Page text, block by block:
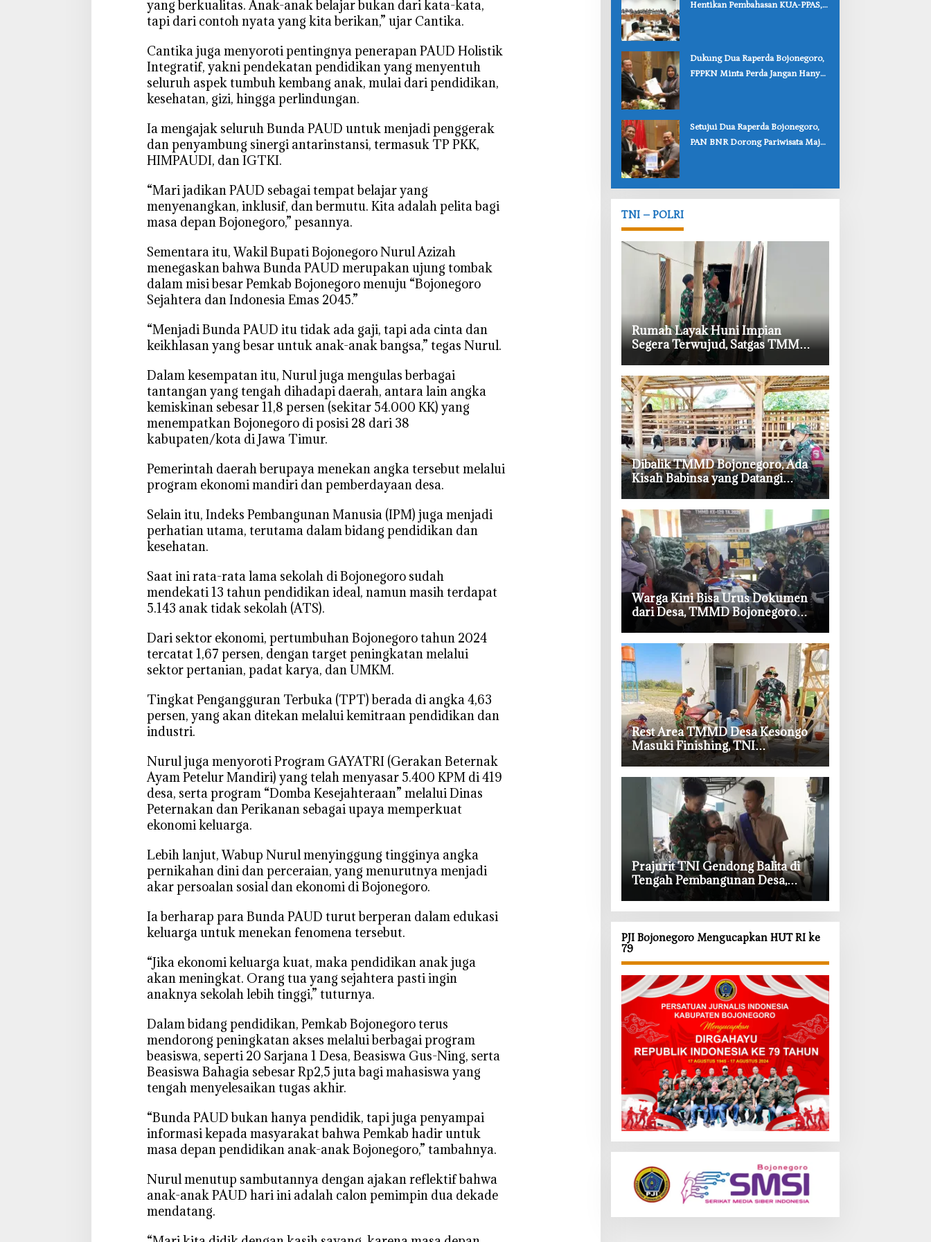
i
t
a
u
n
u
k
A
a
B
a
n
g
s
a
yang berkualitas. Anak-anak belajar bukan dari kata-kata,
tapi dari contoh nyata yang kita berikan,” ujar Cantika.
‎Cantika juga menyoroti pentingnya penerapan PAUD Holistik
Integratif, yakni pendekatan pendidikan yang menyentuh
seluruh aspek tumbuh kembang anak, mulai dari pendidikan,
kesehatan, gizi, hingga perlindungan.
‎Ia mengajak seluruh Bunda PAUD untuk menjadi penggerak
dan penyambung sinergi antarinstansi, termasuk TP PKK,
HIMPAUDI, dan IGTKI.
‎“Mari jadikan PAUD sebagai tempat belajar yang
menyenangkan, inklusif, dan bermutu. Kita adalah pelita bagi
masa depan Bojonegoro,” pesannya.
‎Sementara itu, Wakil Bupati Bojonegoro Nurul Azizah
menegaskan bahwa Bunda PAUD merupakan ujung tombak
dalam misi besar Pemkab Bojonegoro menuju “Bojonegoro
Sejahtera dan Indonesia Emas 2045.”
‎“Menjadi Bunda PAUD itu tidak ada gaji, tapi ada cinta dan
keikhlasan yang besar untuk anak-anak bangsa,” tegas Nurul.
‎Dalam kesempatan itu, Nurul juga mengulas berbagai
tantangan yang tengah dihadapi daerah, antara lain angka
kemiskinan sebesar 11,8 persen (sekitar 54.000 KK) yang
menempatkan Bojonegoro di posisi 28 dari 38
kabupaten/kota di Jawa Timur.
‎Pemerintah daerah berupaya menekan angka tersebut melalui
program ekonomi mandiri dan pemberdayaan desa.
‎Selain itu, Indeks Pembangunan Manusia (IPM) juga menjadi
perhatian utama, terutama dalam bidang pendidikan dan
kesehatan.
‎Saat ini rata-rata lama sekolah di Bojonegoro sudah
mendekati 13 tahun pendidikan ideal, namun masih terdapat
5.143 anak tidak sekolah (ATS).
‎Dari sektor ekonomi, pertumbuhan Bojonegoro tahun 2024
tercatat 1,67 persen, dengan target peningkatan melalui
sektor pertanian, padat karya, dan UMKM.
‎Tingkat Pengangguran Terbuka (TPT) berada di angka 4,63
persen, yang akan ditekan melalui kemitraan pendidikan dan
industri.
‎Nurul juga menyoroti Program GAYATRI (Gerakan Beternak
Ayam Petelur Mandiri) yang telah menyasar 5.400 KPM di 419
desa, serta program “Domba Kesejahteraan” melalui Dinas
Peternakan dan Perikanan sebagai upaya memperkuat
ekonomi keluarga.
‎Lebih lanjut, Wabup Nurul menyinggung tingginya angka
pernikahan dini dan perceraian, yang menurutnya menjadi
akar persoalan sosial dan ekonomi di Bojonegoro.
‎Ia berharap para Bunda PAUD turut berperan dalam edukasi
keluarga untuk menekan fenomena tersebut.
‎“Jika ekonomi keluarga kuat, maka pendidikan anak juga
akan meningkat. Orang tua yang sejahtera pasti ingin
anaknya sekolah lebih tinggi,” tuturnya.
‎Dalam bidang pendidikan, Pemkab Bojonegoro terus
mendorong peningkatan akses melalui berbagai program
beasiswa, seperti 20 Sarjana 1 Desa, Beasiswa Gus-Ning, serta
Beasiswa Bahagia sebesar Rp2,5 juta bagi mahasiswa yang
tengah menyelesaikan tugas akhir.
‎“Bunda PAUD bukan hanya pendidik, tapi juga penyampai
informasi kepada masyarakat bahwa Pemkab hadir untuk
masa depan pendidikan anak-anak Bojonegoro,” tambahnya.
‎Nurul menutup sambutannya dengan ajakan reflektif bahwa
anak-anak PAUD hari ini adalah calon pemimpin dua dekade
mendatang.
Hentikan Pembahasan KUA-PPAS,
‎Dukung Dua Raperda Bojonegoro,
FPPKN Minta Perda Jangan Hanya
‎Setujui Dua Raperda Bojonegoro,
PAN BNR Dorong Pariwisata Maju
TNI – POLRI
‎Rumah Layak Huni Impian
Segera Terwujud, Satgas TMMD
Bojonegoro Kebut Finishing
‎Dibalik TMMD Bojonegoro, Ada
Kisah Babinsa yang Datangi
Kandang Kambing Demi Dengar
Keluh Warga
‎Warga Kini Bisa Urus Dokumen
dari Desa, TMMD Bojonegoro
Permudah Layanan Adminduk
‎Rest Area TMMD Desa Kesongo
Masuki Finishing, TNI
Bojonegoro Pastikan Bangunan
Kokoh dan Nyaman
‎Prajurit TNI Gendong Balita di
Tengah Pembangunan Desa,
Momen Haru TMMD Bojonegoro
PJI Bojonegoro Mengucapkan HUT RI ke
79